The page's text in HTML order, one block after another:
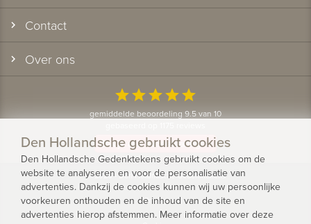
Contact
Over ons
starstarstarstarstar
gemiddelde beoordeling 9.5 van 10
Bekijk alle klantervaringen
© 2026 - Den Hollandsche Gedenktekens
Privacy
Den Hollandsche gebruikt cookies
Den Hollandsche Gedenktekens gebruikt cookies om de
website te analyseren en voor de personalisatie van
advertenties. Dankzij de cookies kunnen wij uw persoonlijke
voorkeuren onthouden en de inhoud van de site en
advertenties hierop afstemmen. Meer informatie over deze